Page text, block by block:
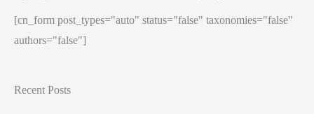
[cn_form post_types="auto" status="false" taxonomies="false"
authors="false"]
Recent Posts